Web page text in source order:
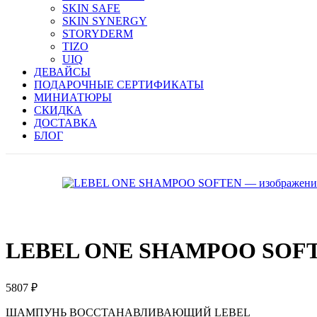
SKIN SAFE
SKIN SYNERGY
STORYDERM
TIZO
UIQ
ДЕВАЙСЫ
ПОДАРОЧНЫЕ СЕРТИФИКАТЫ
МИНИАТЮРЫ
СКИДКА
ДОСТАВКА
БЛОГ
LEBEL ONE SHAMPOO
5807 ₽
ШАМПУНЬ ВОССТАНАВЛИВАЮЩИЙ LEBEL